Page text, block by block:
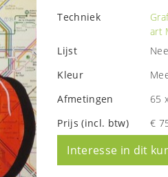
Techniek
art
Lijst
Nee
Kleur
Afmetingen
65
Prijs (incl. btw)
€
Interesse in dit